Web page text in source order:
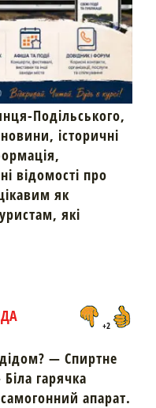
Подільського,
історичні
відомості про
як
які
+2
— Спиртне
гарячка
апарат.